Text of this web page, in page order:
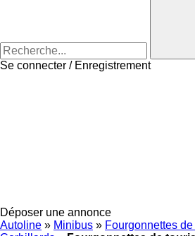
Se connecter / Enregistrement
Déposer une annonce
Autoline » Minibus » Fourgonnettes